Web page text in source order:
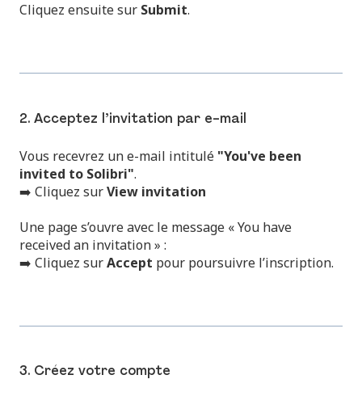
Cliquez ensuite sur Submit.
2. Acceptez l’invitation par e-mail
Vous recevrez un e-mail intitulé "You've been
invited to Solibri".
➡️ Cliquez surView invitation
Une page s’ouvre avec le message « You have
received an invitation » :
➡️ Cliquez surAccept pour poursuivre l’inscription.
3. Créez votre compte